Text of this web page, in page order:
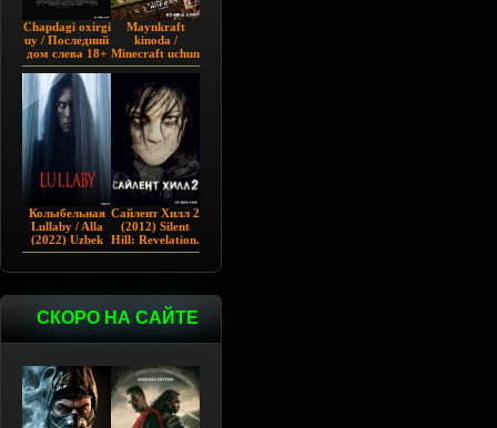
Chapdagi oxirgi
uy / Последний
дом слева 18+
(2009)
Maynkraft
kinoda /
Minecraft uchun
film / Maygiraft
2025 AQSH
filmi
Колыбельная
Lullaby / Alla
(2022) Uzbek
tilida
Сайлент Хилл 2
(2012) Silent
Hill: Revelation.
СКОРО НА САЙТЕ